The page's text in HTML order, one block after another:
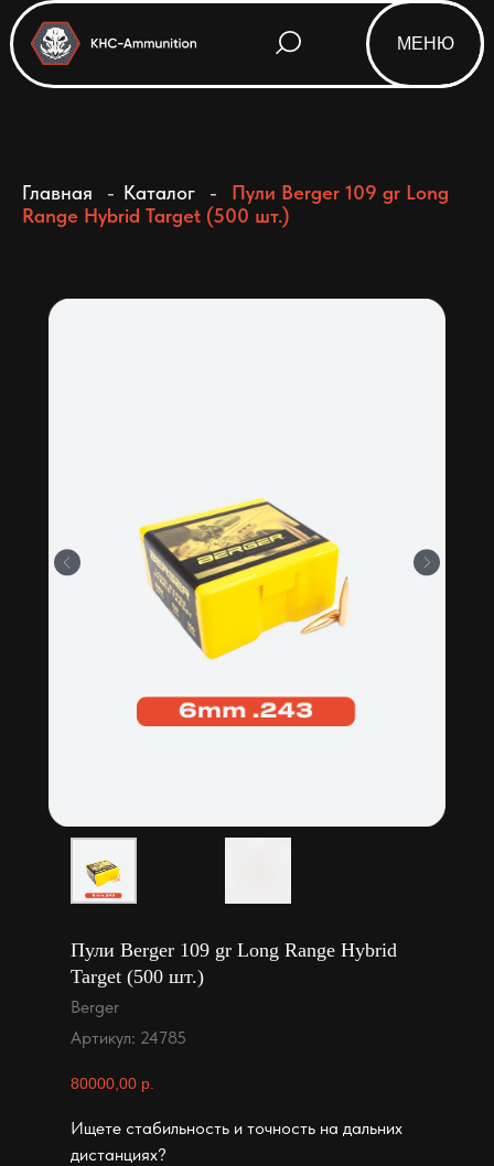
МЕНЮ
Html code will be here
Главная - Каталог -
Пули Berger 109 gr Long
Range Hybrid Target (500 шт.)
Пули Berger 109 gr Long Range Hybrid
Target (500 шт.)
Berger
Артикул: 24785
80000,00 р.
Ищете стабильность и точность на дальних
дистанциях?